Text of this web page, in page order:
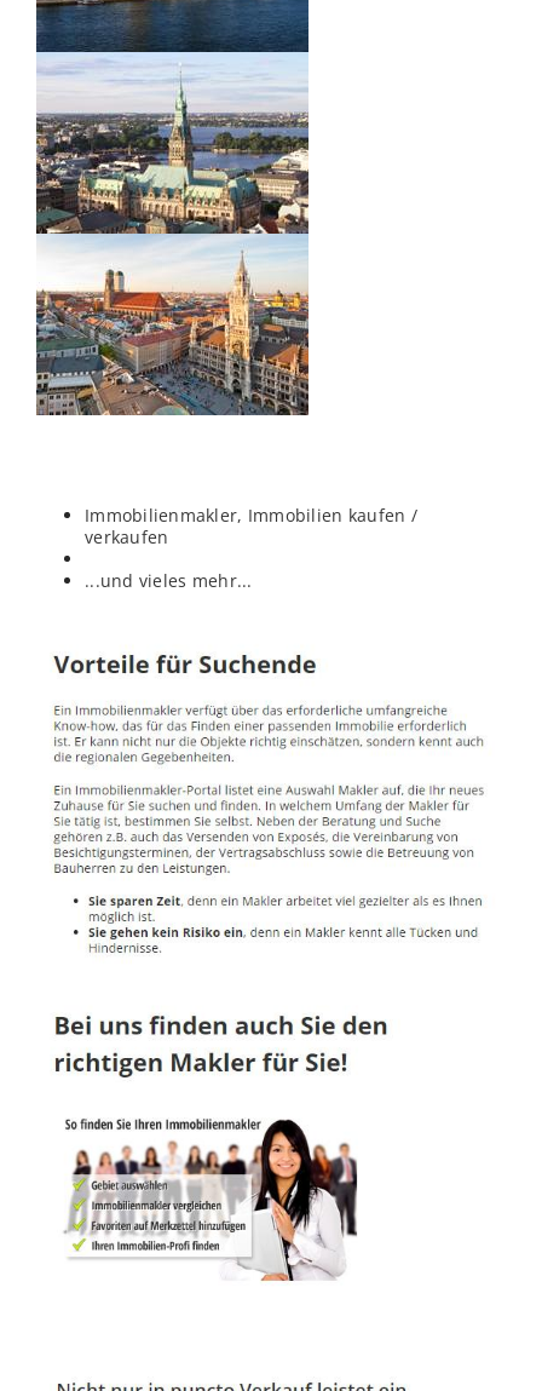
Immobilienmakler, Immobilien kaufen /
verkaufen
...und vieles mehr...